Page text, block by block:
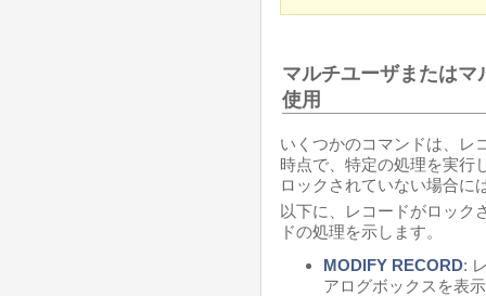
マルチユーザまたは
使用
いくつかのコマンドは、レ
時点で、特定の処理を実行
ロックされていない場合に
以下に、レコードがロック
ドの処理を示します。
MODIFY RECORD:
アログボックスを表